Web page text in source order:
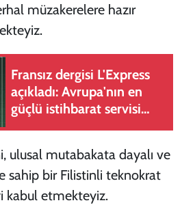
müzakerelere hazır
Fransız dergisi L'Express
açıkladı: Avrupa'nın en
güçlü istihbarat servisi
ulusal mutabakata dayalı ve
sahip bir Filistinli teknokrat
kabul etmekteyiz.